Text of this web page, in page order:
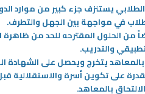
في التطبيقي: مواهب
الفكر والمهارة لدى الطالب.
هي شكل من أشكال الخطاب
يستنزف جزء كبير من موارد
في مواجهة بين الجهل والتطرف.
من الحلول المقترحه للحد من ظاهرة
والتدريب.
بالمعاهد يتخرج ويحصل على
على تكوين أسرة
بالمعاهد.